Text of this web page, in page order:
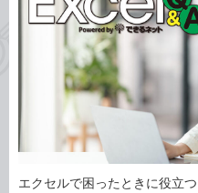
ゴ
グ
エクセルで困ったときに役立